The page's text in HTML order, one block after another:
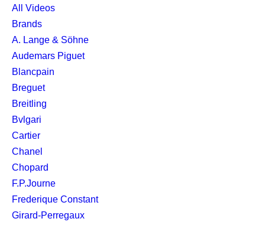
All Videos
Brands
A. Lange & Söhne
Audemars Piguet
Blancpain
Breguet
Breitling
Bvlgari
Cartier
Chanel
Chopard
F.P.Journe
Frederique Constant
Girard-Perregaux